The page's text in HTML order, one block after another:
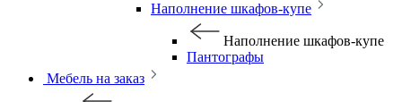
Наполнение шкафов-купе
Наполнение шкафов-купе
Пантографы
Мебель на заказ